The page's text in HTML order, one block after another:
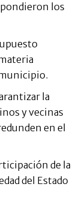
los
la
y vecinas
en el
de la
del Estado